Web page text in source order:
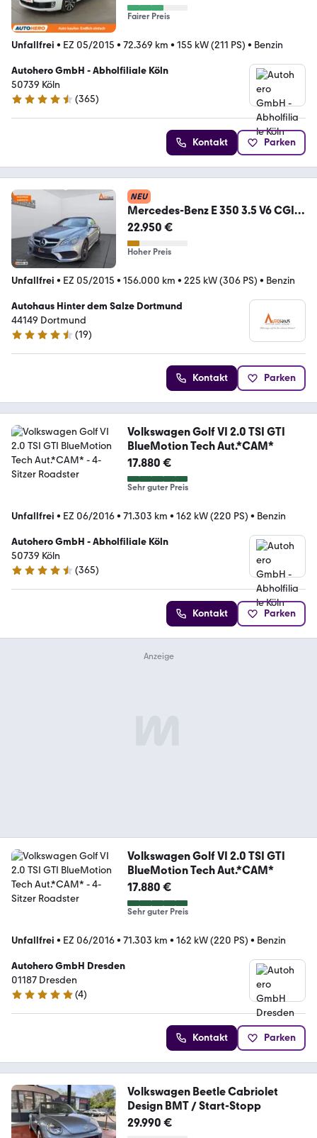
Fairer Preis
Unfallfrei • EZ 05/2015 • 72.369 km • 155 kW (211 PS) • Benzin
Autohero GmbH - Abholfiliale Köln
50739 Köln
4.6 Sterne
(365)
Kontakt Parken
NEU
Mercedes-Benz E 350 3.5 V6 CGI
KAT
22.950 €
Hoher Preis
Unfallfrei • EZ 05/2015 • 156.000 km • 225 kW (306 PS) • Benzin
Autohaus Hinter dem Salze Dortmund
44149 Dortmund
4.4 Sterne
(19)
Kontakt Parken
Volkswagen Golf VI 2.0 TSI GTI
BlueMotion Tech Aut.*CAM*
17.880 €
Sehr guter Preis
Unfallfrei • EZ 06/2016• 71.303 km • 162 kW (220 PS) • Benzin
Autohero GmbH - Abholfiliale Köln
50739 Köln
4.6 Sterne
(365)
Kontakt Parken
Volkswagen Golf VI 2.0 TSI GTI
BlueMotion Tech Aut.*CAM*
17.880 €
Sehr guter Preis
Unfallfrei • EZ 06/2016• 71.303 km • 162 kW (220 PS) • Benzin
Autohero GmbH Dresden
01187 Dresden
5 Sterne
(4)
Kontakt Parken
Volkswagen Beetle Cabriolet
Design BMT / Start-Stopp
29.990 €